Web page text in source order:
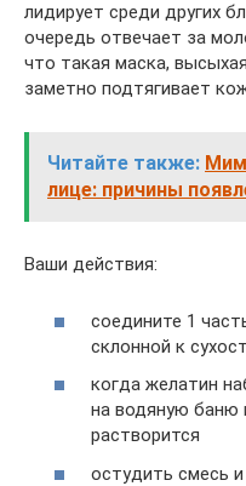
лидирует среди других
очередь отвечает за
что такая маска,
заметно подтягивает
Читайте также:
лице: причины
Ваши действия:
соедините 1
склонной к
когда желатин
на водяную баню
растворится
остудить смесь